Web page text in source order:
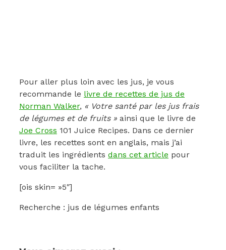
Pour aller plus loin avec les jus, je vous
recommande le livre de recettes de jus de
Norman Walker, « Votre santé par les jus frais
de légumes et de fruits » ainsi que le livre de
Joe Cross 101 Juice Recipes. Dans ce dernier
livre, les recettes sont en anglais, mais j’ai
traduit les ingrédients dans cet article pour
vous faciliter la tache.
[ois skin= »5″]
Recherche : jus de légumes enfants